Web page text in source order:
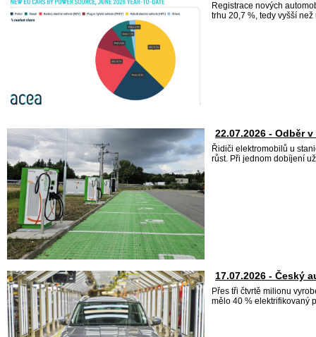
Registrace nových
trhu 20,7 %, tedy vyšší
22.07.2026 - Odběr
Řidiči elektromobilů u
růst. Při jednom dobíjení
17.07.2026 - Český
Přes tři čtvrtě milionu
mělo 40 % elektrifikovaný